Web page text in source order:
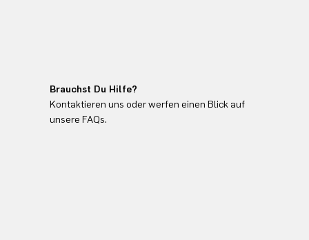
Brauchst Du Hilfe?
Kontaktieren uns oder werfen einen Blick auf
unsere FAQs.